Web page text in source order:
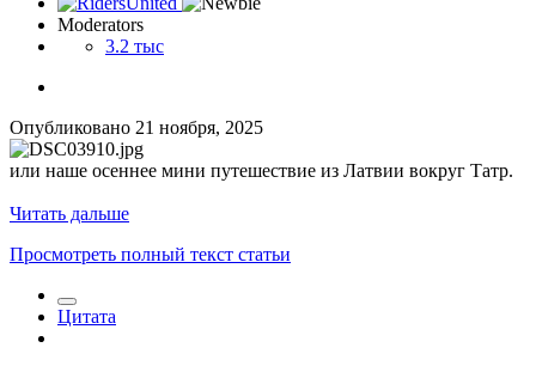
Moderators
3.2 тыс
Опубликовано 21 ноября, 2025
или наше осеннее мини путешествие из Латвии вокруг Татр.
Читать дальше
Просмотреть полный текст статьи
Цитата